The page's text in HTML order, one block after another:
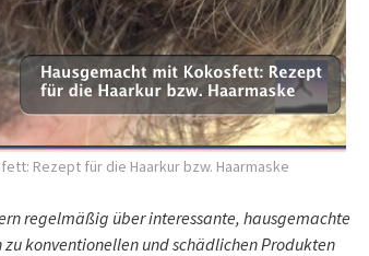
Rezept für die Haarkur bzw. Haarmaske
regelmäßig über interessante, hausgemachte
konventionellen und schädlichen Produkten